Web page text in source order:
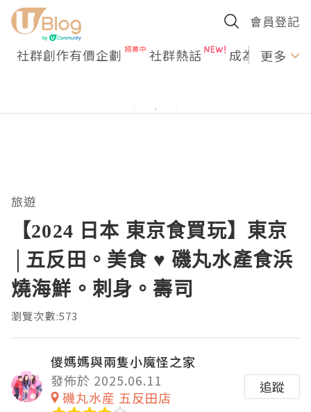
會員登記
社群創作有價企劃 社群熱話 成為U更多
旅遊
【2024 日本 東京食買玩】東京
│五反田。美食 ♥ 磯丸水產食浜
燒海鮮。刺身。壽司
瀏覽次數:573
儍媽媽與兩隻小魔怪之家
發佈於 2025.06.11
磯丸水産 五反田店
追蹤